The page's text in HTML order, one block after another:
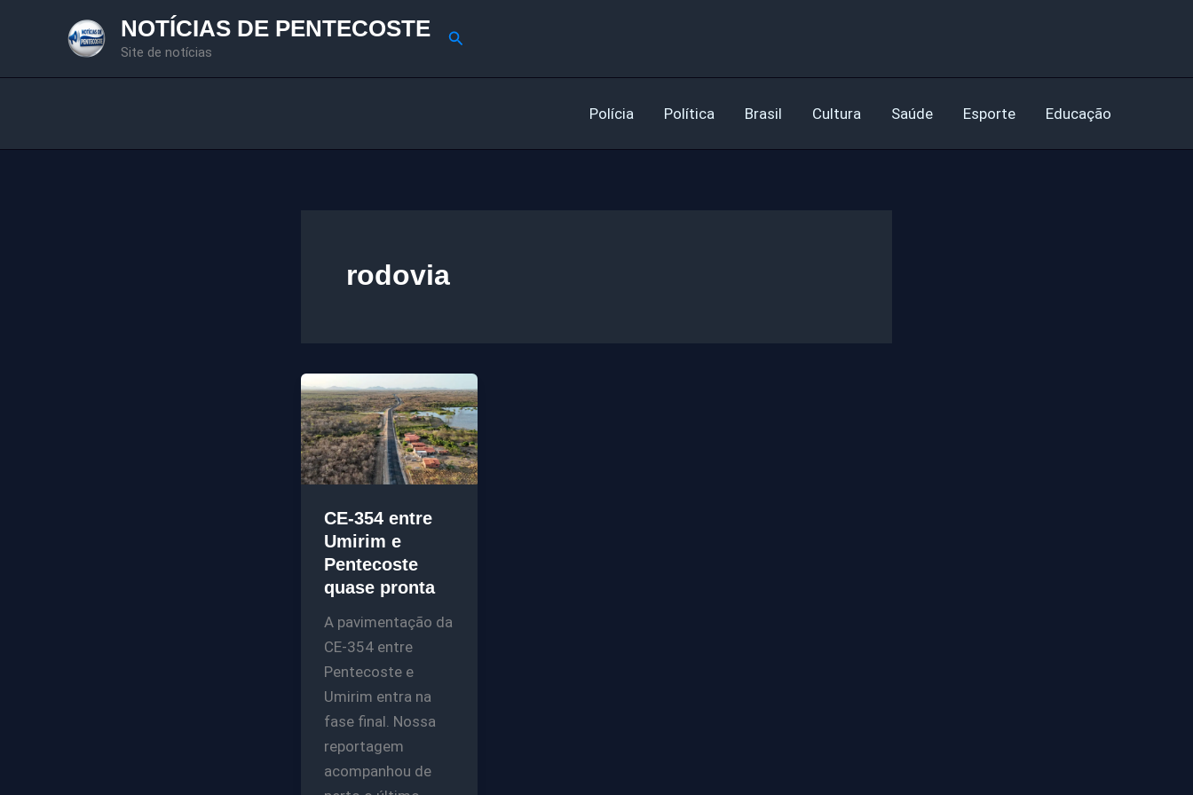
NOTÍCIAS DE PENTECOSTE
Site de notícias
Pesquisar
Polícia Política Brasil Cultura Saúde Esporte Educação
rodovia
CE-354 entre
Umirim e
Pentecoste
quase pronta
A pavimentação da
CE-354 entre
Pentecoste e
Umirim entra na
fase final. Nossa
reportagem
acompanhou de